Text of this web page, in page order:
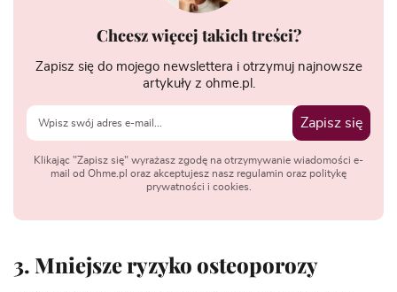
Chcesz więcej takich treści?
Zapisz się do mojego newslettera i otrzymuj najnowsze
artykuły z ohme.pl.
Zapisz się
Klikając "Zapisz się" wyrażasz zgodę na otrzymywanie wiadomości e-
mail od Ohme.pl oraz akceptujesz nasz regulamin oraz politykę
prywatności i cookies.
3. Mniejsze ryzyko osteoporozy